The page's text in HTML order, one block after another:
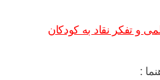
و تفکر نقاد به کودکان
: